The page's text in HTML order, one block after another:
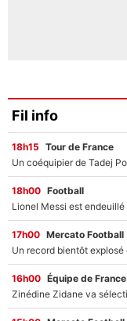
Fil info
18h15 Tour de France
18h00 Football
17h00 Mercato Football
16h00 Équipe de France